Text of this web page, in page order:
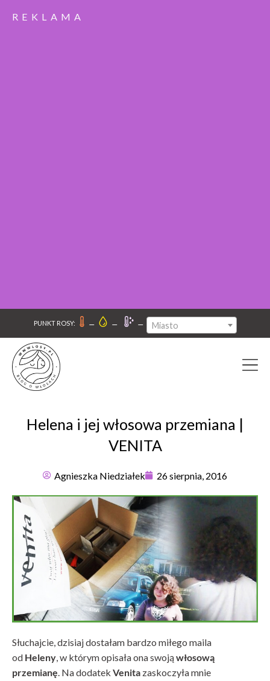
REKLAMA
PUNKT ROSY: – – – Miasto
Helena i jej włosowa przemiana |
VENITA
Agnieszka Niedziałek 26 sierpnia, 2016
Słuchajcie, dzisiaj dostałam bardzo miłego maila
od Heleny, w którym opisała ona swojąwłosową
przemianę. Na dodatek Venita zaskoczyła mnie